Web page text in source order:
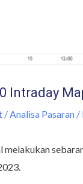
Intraday
/Analisa Pasaran/
melakukan